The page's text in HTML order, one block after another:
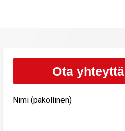
Ota yhteyttä
Nimi (pakollinen)